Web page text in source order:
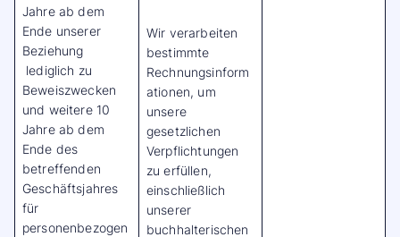
Jahre ab dem
Ende unserer
Beziehung
lediglich zu
Beweiszwecken
und weitere 10
Jahre ab dem
Ende des
betreffenden
Geschäftsjahres
für
personenbezogen
Wir verarbeiten
bestimmte
Rechnungsinform
ationen, um
unsere
gesetzlichen
Verpflichtungen
zu erfüllen,
einschließlich
unserer
buchhalterischen